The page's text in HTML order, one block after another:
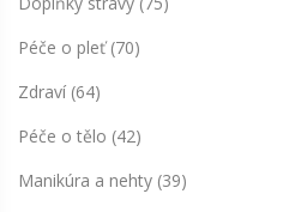
Péče o pleť(70)
Zdraví (64)
Péče o tělo (42)
Manikúra a nehty (39)